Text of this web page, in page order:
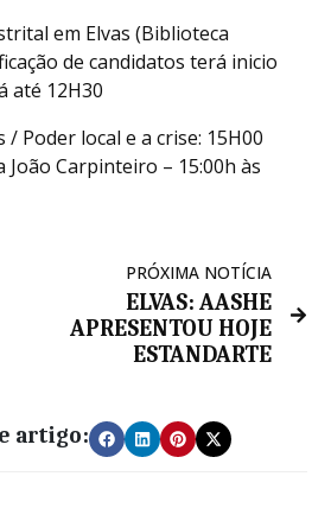
em Elvas (Biblioteca
de candidatos terá inicio
até 12H30
Poder local e a crise: 15H00 
Carpinteiro – 15:00h às
PRÓXIMA NOTÍCIA
ELVAS: AASHE
APRESENTOU HOJE
ESTANDARTE
artigo: